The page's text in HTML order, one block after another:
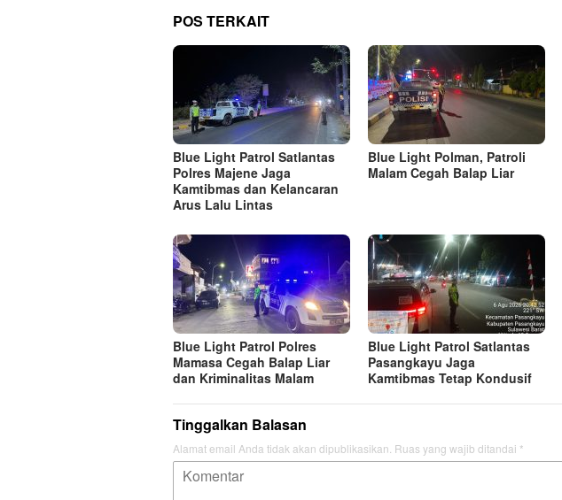
POS TERKAIT
Blue Light Patrol Satlantas
Polres Majene Jaga
Kamtibmas dan Kelancaran
Arus Lalu Lintas
Blue Light Polman, Patroli
Malam Cegah Balap Liar
Blue Light Patrol Polres
Mamasa Cegah Balap Liar
dan Kriminalitas Malam
Blue Light Patrol Satlantas
Pasangkayu Jaga
Kamtibmas Tetap Kondusif
Tinggalkan Balasan
Alamat email Anda tidak akan dipublikasikan. Ruas yang wajib ditandai *